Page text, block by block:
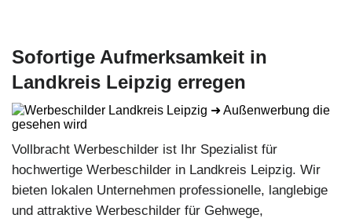
Sofortige Aufmerksamkeit in
Landkreis Leipzig erregen
Vollbracht Werbeschilder ist Ihr Spezialist für
hochwertige Werbeschilder in Landkreis Leipzig. Wir
bieten lokalen Unternehmen professionelle, langlebige
und attraktive Werbeschilder für Gehwege,